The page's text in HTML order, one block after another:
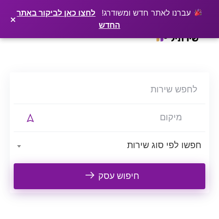
עברנו לאתר חדש ומשודרג!
לחצו כאן לביקור באתר
החדש
×
רוצים שלקוחות ימצאו אתכם בגוגל? שירתיל מפרסמת כתבה מקצועית עליכם פרסמו כתבה ←
to
חפשו לפי סוג שירות
חיפוש עסק